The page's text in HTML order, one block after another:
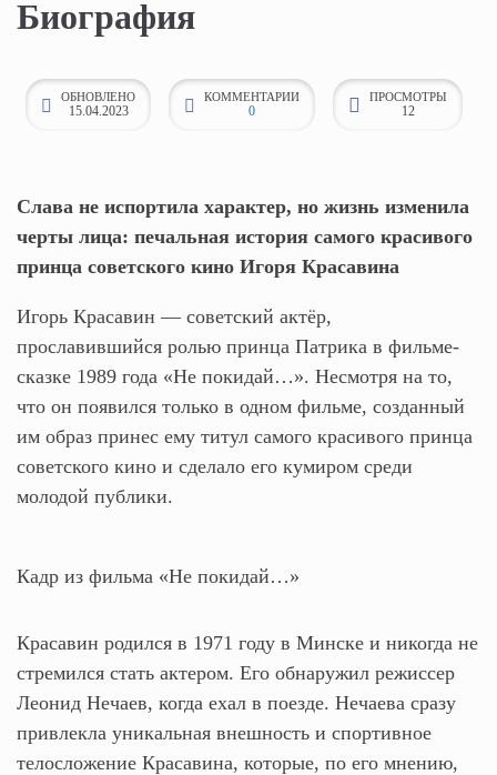
Биография
ОБНОВЛЕНО
15.04.2023
КОММЕНТАРИИ
0
ПРОСМОТРЫ
12
Слава не испортила характер, но жизнь изменила
черты лица: печальная история самого красивого
принца советского кино Игоря Красавина
Игорь Красавин — советский актёр,
прославившийся ролью принца Патрика в фильме-
сказке 1989 года «Не покидай…». Несмотря на то,
что он появился только в одном фильме, созданный
им образ принес ему титул самого красивого принца
советского кино и сделало его кумиром среди
молодой публики.
Кадр из фильма «Не покидай…»
Красавин родился в 1971 году в Минске и никогда не
стремился стать актером. Его обнаружил режиссер
Леонид Нечаев, когда ехал в поезде. Нечаева сразу
привлекла уникальная внешность и спортивное
телосложение Красавина, которые, по его мнению,